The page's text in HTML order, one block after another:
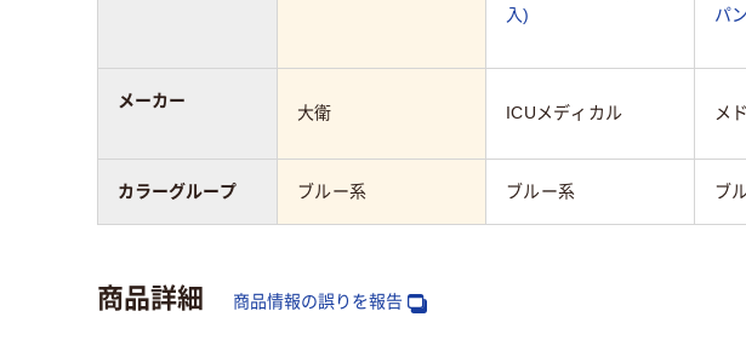
入)
パ
メーカー
大衛 ICUメディカル メ
カラーグループ ブルー系 ブルー系 ブ
商品詳細 商品情報の誤りを報告